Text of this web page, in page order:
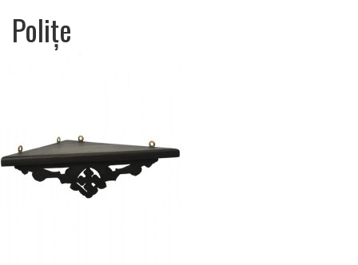
Polițe